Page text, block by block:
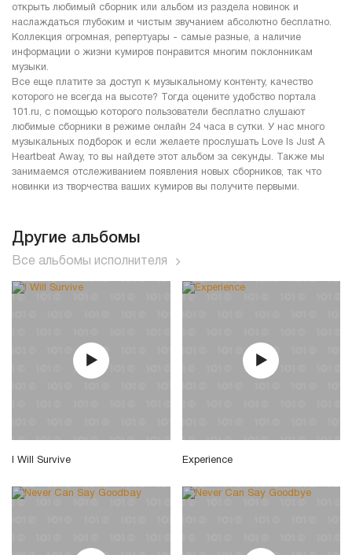
открыть любимый сборник или альбом из раздела новинок и
наслаждаться глубоким и чистым звучанием абсолютно бесплатно.
Коллекция огромная, репертуары - самые разные, а наличие
информации о жизни кумиров понравится многим поклонникам
музыки.
Все еще платите за доступ к музыкальному контенту, качество
которого не всегда на высоте? Тогда оцените удобство портала
101.ru, с помощью которого пользователи бесплатно слушают
любимые сборники в режиме онлайн 24 часа в сутки. У нас много
музыкальных подборок и если желаете прослушать Love Is Just A
Heartbeat Away, то вы найдете этот альбом за секунды. Также мы
занимаемся отслеживанием появления новых сборников, так что
новинки из творчества ваших кумиров вы получите первыми.
Другие альбомы
Все альбомы исполнителя
I Will Survive Experience